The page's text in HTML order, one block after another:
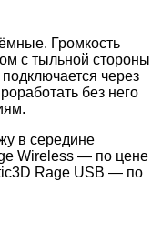
Громкость
с тыльной стороны
через
без него
в середине
Wireless — по цене
Rage USB — по